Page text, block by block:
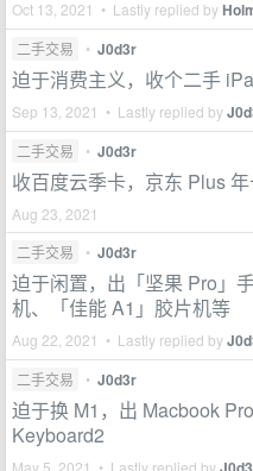
Oct 13, 2021 • Lastly replied by
二手交易 • J0d3r
迫于消费主义，收个二手
Sep 13, 2021 • Lastly replied by
二手交易 • J0d3r
收百度云季卡，京东 Plus
Aug 23, 2021
二手交易
• J0d3r
迫于闲置，出「坚果 Pro」
机、「佳能 A1」胶片机等
Aug 22, 2021 • Lastly replied by
二手交易 • J0d3r
迫于换 M1，出 Macbook
Keyboard2
May 5, 2021 • Lastly replied by